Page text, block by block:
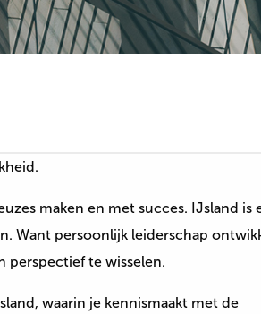
maken en met succes. IJsland is
Want persoonlijk leiderschap
perspectief te wisselen.
waarin je kennismaakt met de